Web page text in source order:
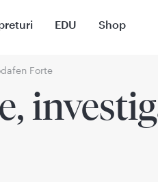
EDU Shop
Forte